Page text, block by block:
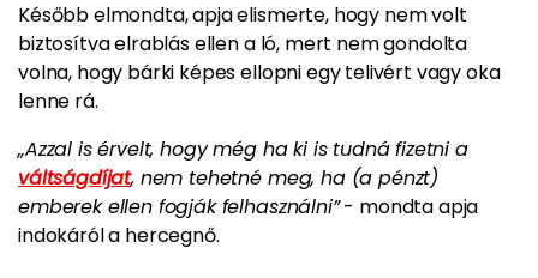
Később elmondta, apja elismerte, hogy nem volt
biztosítva elrablás ellen a ló, mert nem gondolta
volna, hogy bárki képes ellopni egy telivért vagy oka
lenne rá.
„Azzal is érvelt, hogy még ha ki is tudná fizetni a
váltságdíjat, nem tehetné meg, ha (a pénzt)
emberek ellen fogják felhasználni”- mondta apja
indokáról a hercegnő.